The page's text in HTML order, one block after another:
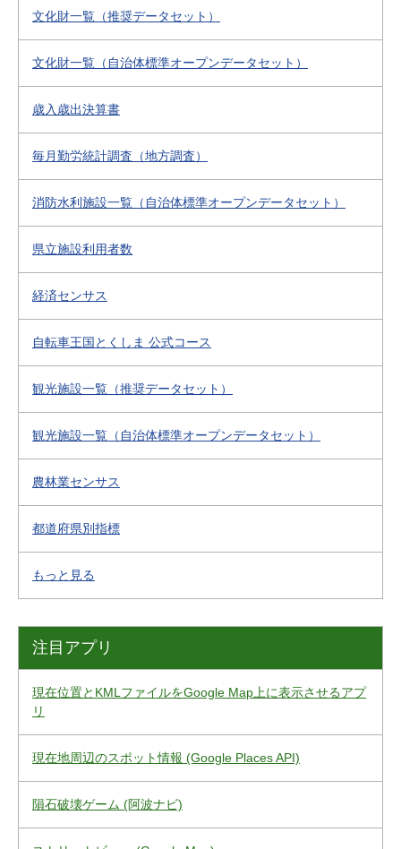
文化財一覧（推奨データセット）
文化財一覧（自治体標準オープンデータセット）
歳入歳出決算書
毎月勤労統計調査（地方調査）
消防水利施設一覧（自治体標準オープンデータセット）
県立施設利用者数
経済センサス
自転車王国とくしま 公式コース
観光施設一覧（推奨データセット）
観光施設一覧（自治体標準オープンデータセット）
農林業センサス
都道府県別指標
もっと見る
注目アプリ
現在位置とKMLファイルをGoogle Map上に表示させるアプ
リ
現在地周辺のスポット情報 (Google Places API)
隕石破壊ゲーム (阿波ナビ)